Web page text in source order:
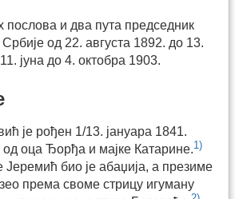
и два пута председник
од 22. августа 1892. до 13.
јуна до 4. октобра 1903.
је рођен 1/13. јануара 1841.
од оца Ђорђа и мајке Катарине.1)
био је абаџија, а презиме
према своме стрицу игуману